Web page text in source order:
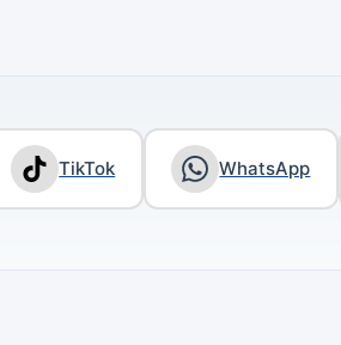
TikTok WhatsApp